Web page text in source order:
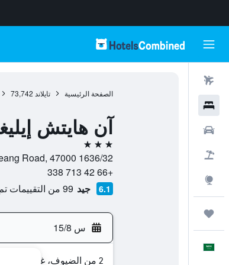
الصفحة الرئيسية تايلاند 73,742
آن هايتش
3 نجوم
1636/32 Robmueang Road, 47000, ساكون ناخون, محافظة ساكون ناخون, تايلاند
+66 42 713 338
6.1 جيد 99 من التقييمات تم التحقق منها
س 15/8
2 من الضيوف، غرفة واحدة